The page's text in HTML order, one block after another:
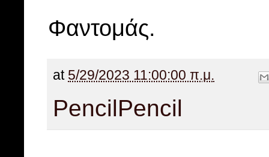
Φαντομάς.
at 5/29/2023 11:00:00 π.μ.
PencilPencil